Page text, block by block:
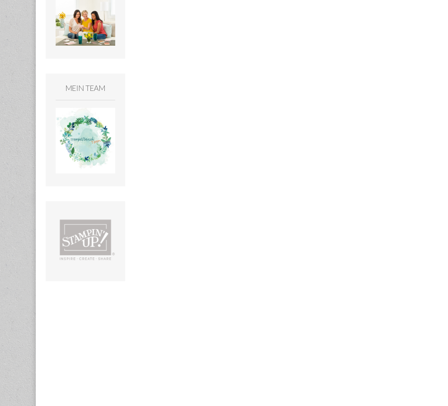
MEIN TEAM